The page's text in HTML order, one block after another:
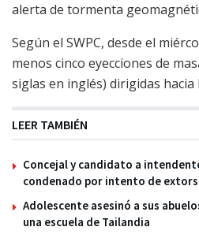
alerta de tormenta
Según el SWPC, desde el
menos cinco eyecciones de
siglas en inglés) dirigidas hacia
LEER TAMBIÉN
Concejal y candidato a
condenado por intento de
Adolescente asesinó a sus
una escuela de Tailandia